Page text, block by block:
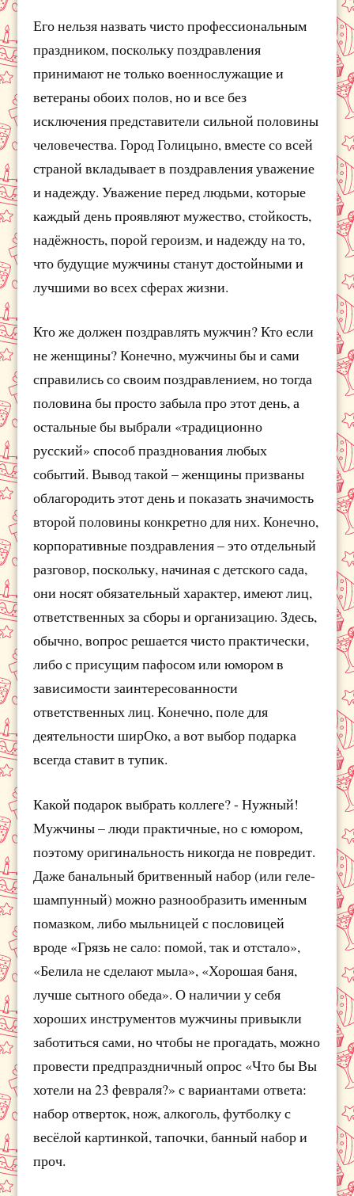
Его нельзя назвать чисто профессиональным
праздником, поскольку поздравления
принимают не только военнослужащие и
ветераны обоих полов, но и все без
исключения представители сильной половины
человечества. Город Голицыно, вместе со всей
страной вкладывает в поздравления уважение
и надежду. Уважение перед людьми, которые
каждый день проявляют мужество, стойкость,
надёжность, порой героизм, и надежду на то,
что будущие мужчины станут достойными и
лучшими во всех сферах жизни.
Кто же должен поздравлять мужчин? Кто если
не женщины? Конечно, мужчины бы и сами
справились со своим поздравлением, но тогда
половина бы просто забыла про этот день, а
остальные бы выбрали «традиционно
русский» способ празднования любых
событий. Вывод такой – женщины призваны
облагородить этот день и показать значимость
второй половины конкретно для них. Конечно,
корпоративные поздравления – это отдельный
разговор, поскольку, начиная с детского сада,
они носят обязательный характер, имеют лиц,
ответственных за сборы и организацию. Здесь,
обычно, вопрос решается чисто практически,
либо с присущим пафосом или юмором в
зависимости заинтересованности
ответственных лиц. Конечно, поле для
деятельности ширОко, а вот выбор подарка
всегда ставит в тупик.
Какой подарок выбрать коллеге? - Нужный!
Мужчины – люди практичные, но с юмором,
поэтому оригинальность никогда не повредит.
Даже банальный бритвенный набор (или геле-
шампунный) можно разнообразить именным
помазком, либо мыльницей с пословицей
вроде «Грязь не сало: помой, так и отстало»,
«Белила не сделают мыла», «Хорошая баня,
лучше сытного обеда». О наличии у себя
хороших инструментов мужчины привыкли
заботиться сами, но чтобы не прогадать, можно
провести предпраздничный опрос «Что бы Вы
хотели на 23 февраля?» с вариантами ответа:
набор отверток, нож, алкоголь, футболку с
весёлой картинкой, тапочки, банный набор и
проч.